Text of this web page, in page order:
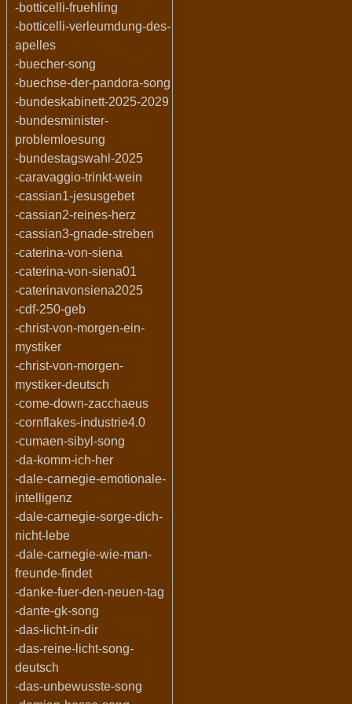
-botticelli-fruehling
-botticelli-verleumdung-des-
apelles
-buecher-song
-buechse-der-pandora-song
-bundeskabinett-2025-2029
-bundesminister-
problemloesung
-bundestagswahl-2025
-caravaggio-trinkt-wein
-cassian1-jesusgebet
-cassian2-reines-herz
-cassian3-gnade-streben
-caterina-von-siena
-caterina-von-siena01
-caterinavonsiena2025
-cdf-250-geb
-christ-von-morgen-ein-
mystiker
-christ-von-morgen-
mystiker-deutsch
-come-down-zacchaeus
-cornflakes-industrie4.0
-cumaen-sibyl-song
-da-komm-ich-her
-dale-carnegie-emotionale-
intelligenz
-dale-carnegie-sorge-dich-
nicht-lebe
-dale-carnegie-wie-man-
freunde-findet
-danke-fuer-den-neuen-tag
-dante-gk-song
-das-licht-in-dir
-das-reine-licht-song-
deutsch
-das-unbewusste-song